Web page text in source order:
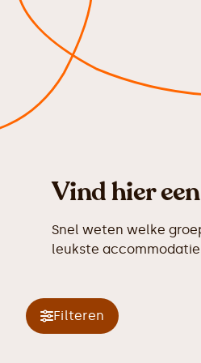
Vind hier
Snel weten welke
leukste
Filteren